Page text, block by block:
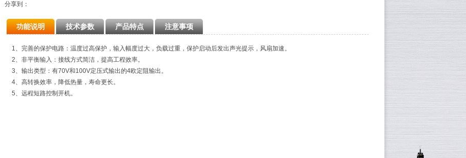
分享到：
功能说明 技术参数 产品特点 注意事项
1、完善的保护电路：温度过高保护，输入幅度过大，负载过重，保护启动后发出声光提示，风扇加速。
2、非平衡输入：接线方式简洁，提高工程效率。
3、输出类型：有70V和100V定压式输出的4欧定阻输出。
4、高转换效率，降低热量，寿命更长。
5、远程短路控制开机。